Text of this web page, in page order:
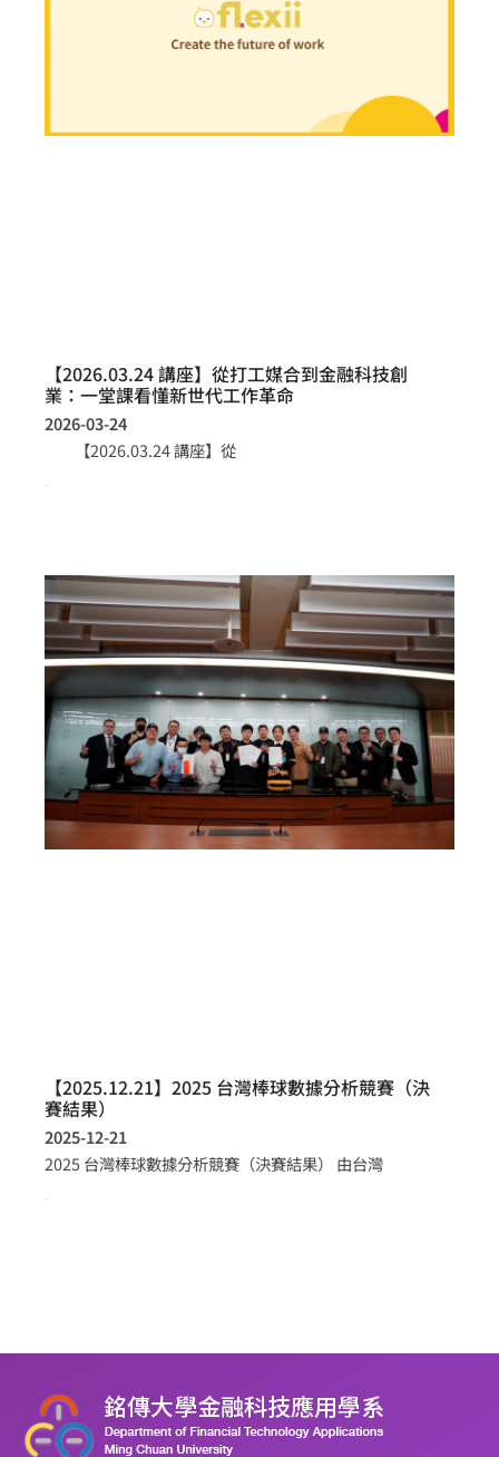
【2026.03.24 講座】從打工媒合到金融科技創
業：一堂課看懂新世代工作革命
2026-03-24
【2026.03.24 講座】從
【2025.12.21】2025 台灣棒球數據分析競賽（決
賽結果）
2025-12-21
2025 台灣棒球數據分析競賽（決賽結果） 由台灣